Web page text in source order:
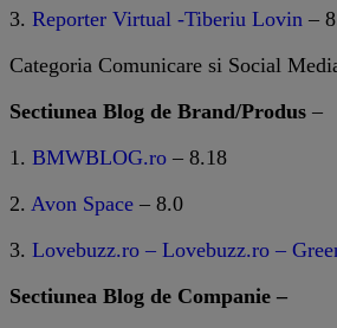
3. Reporter Virtual -Tiberiu Lovin –
Categoria Comunicare si Social
Sectiunea Blog de Brand/Produs –
1. BMWBLOG.ro – 8.18
2. Avon Space – 8.0
3. Lovebuzz.ro – Lovebuzz.ro –
Sectiunea Blog de Companie –